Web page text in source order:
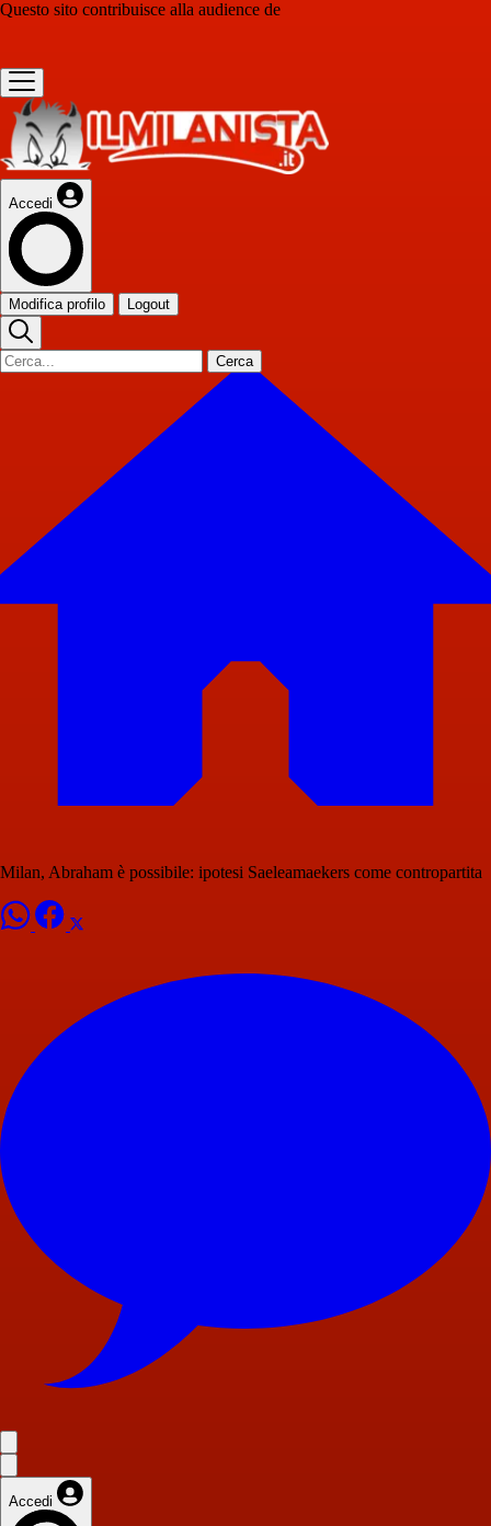
Questo sito contribuisce alla audience de
Accedi
Modifica profilo Logout
Cerca
Milan, Abraham è possibile: ipotesi Saeleamaekers come contropartita
Accedi